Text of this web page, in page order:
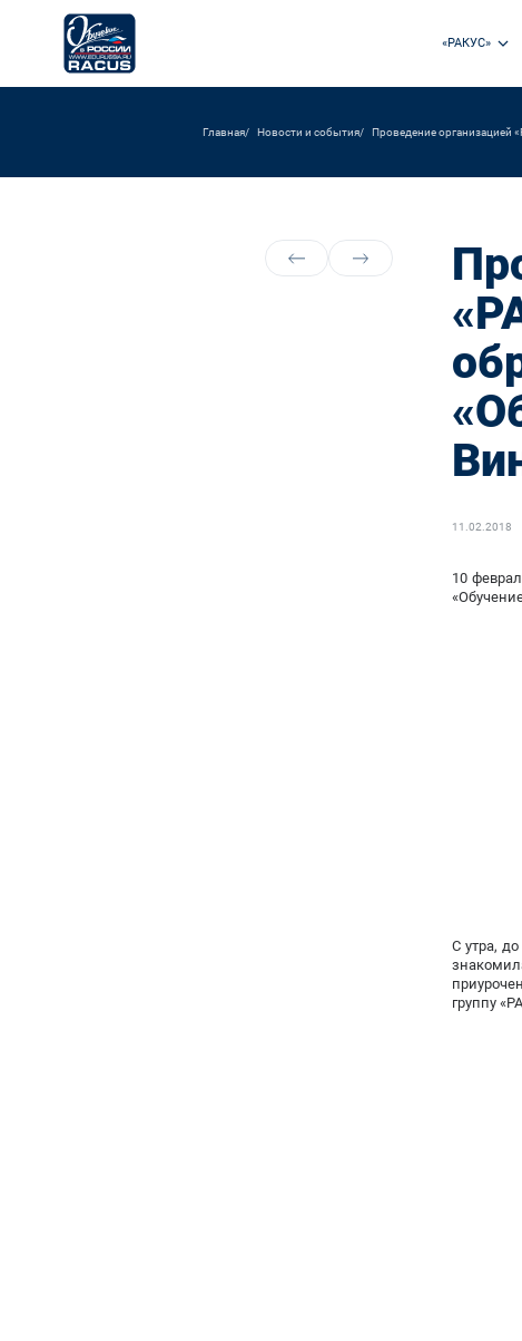
«РАКУС»
Главная Новости и события Проведение организацией
11.02.2018
10
С утра,
группу